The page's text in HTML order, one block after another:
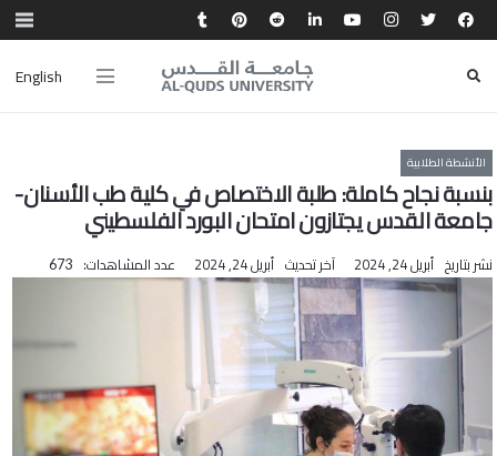
English
الأنشطة الطلابية
بنسبة نجاح كاملة: طلبة الاختصاص في كلية طب الأسنان-
جامعة القدس يجتازون امتحان البورد الفلسطيني
نشر بتاريخ أبريل 24, 2024 آخر تحديث أبريل 24, 2024 عدد المشاهدات: 673